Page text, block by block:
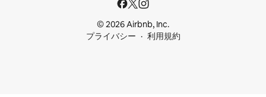
© 2026 Airbnb, Inc.
プライバシー
利用規約